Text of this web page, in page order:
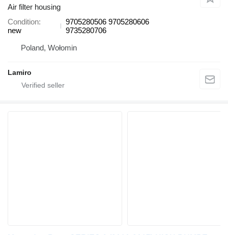
Air filter housing
Condition
new
9705280506 9705280606
9735280706
Poland, Wołomin
Lamiro